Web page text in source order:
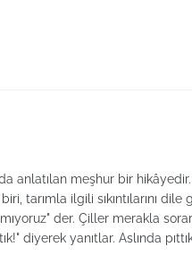
anlatılan meşhur bir
tarımla ilgili sıkıntılarını
der. Çiller merakla
diyerek yanıtlar. Aslında